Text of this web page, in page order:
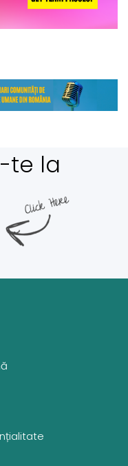
te la